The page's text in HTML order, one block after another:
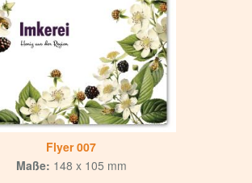
Flyer 007
Maße: 148 x 105 mm